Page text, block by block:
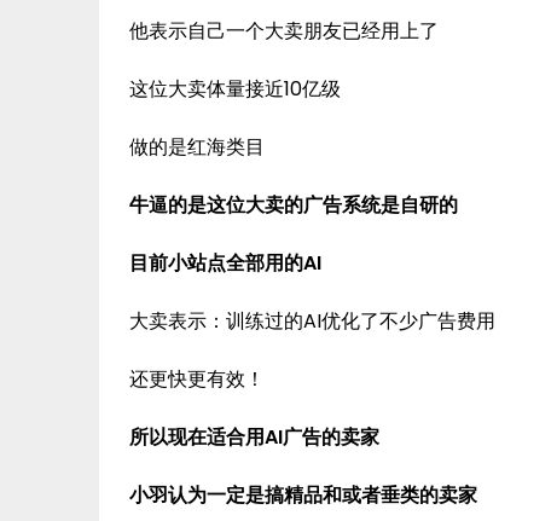
他表示自己一个大卖朋友已经用上了
这位大卖体量接近10亿级
做的是红海类目
牛逼的是这位大卖的广告系统是自研的
目前小站点全部用的AI
大卖表示：训练过的AI优化了不少广告费用
还更快更有效！
所以现在适合用AI广告的卖家
小羽认为一定是搞精品和或者垂类的卖家